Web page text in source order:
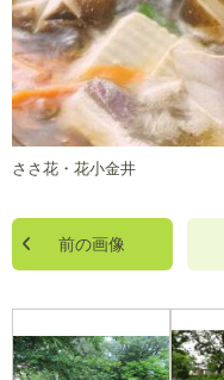
ささ花・花小金井
前の画像